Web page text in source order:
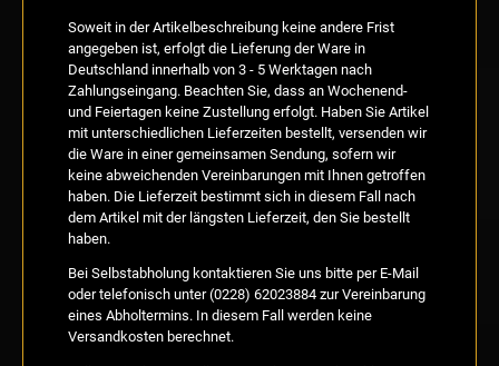
Soweit in der Artikelbeschreibung keine andere Frist
angegeben ist, erfolgt die Lieferung der Ware in
Deutschland innerhalb von 3 - 5 Werktagen nach
Zahlungseingang. Beachten Sie, dass an Wochenend-
und Feiertagen keine Zustellung erfolgt. Haben Sie Artikel
mit unterschiedlichen Lieferzeiten bestellt, versenden wir
die Ware in einer gemeinsamen Sendung, sofern wir
keine abweichenden Vereinbarungen mit Ihnen getroffen
haben. Die Lieferzeit bestimmt sich in diesem Fall nach
dem Artikel mit der längsten Lieferzeit, den Sie bestellt
haben.
Bei Selbstabholung kontaktieren Sie uns bitte per E-Mail
oder telefonisch unter (0228) 62023884 zur Vereinbarung
eines Abholtermins. In diesem Fall werden keine
Versandkosten berechnet.